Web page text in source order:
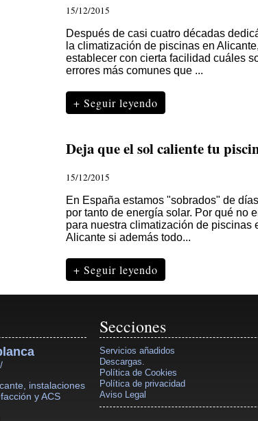
15/12/2015
Después de casi cuatro décadas
la climatización de piscinas en
establecer con cierta facilidad cuáles
errores más comunes que ...
+ Seguir leyendo
Deja que el sol caliente tu
15/12/2015
En España estamos "sobrados" de
por tanto de energía solar. Por qué no
para nuestra climatización de piscinas
Alicante si además todo...
+ Seguir leyendo
instalaciones
y ACS
Secciones
Servicios añadidos
Descargas.
Política de Cookies
Política de privacidad
Aviso Legal